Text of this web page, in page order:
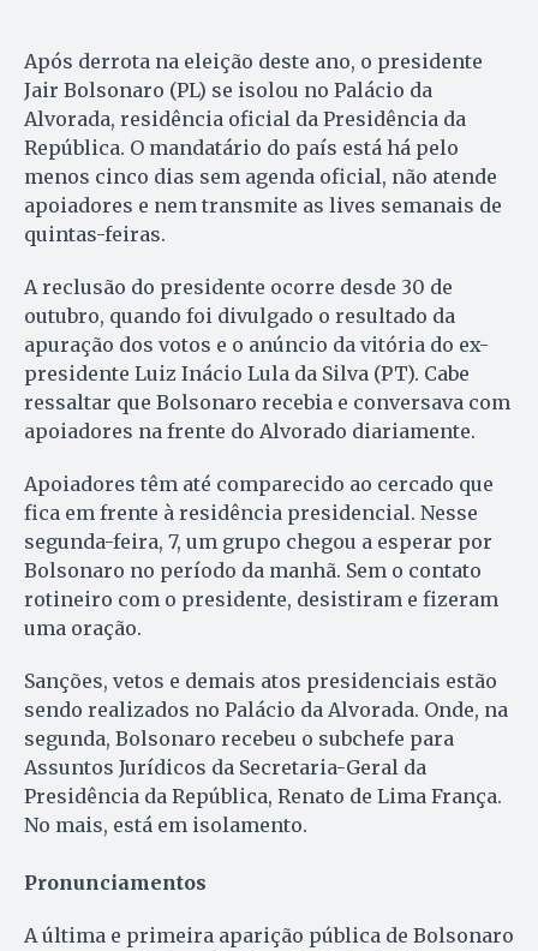
Após derrota na eleição deste ano, o presidente
Jair Bolsonaro (PL) se isolou no Palácio da
Alvorada, residência oficial da Presidência da
República. O mandatário do país está há pelo
menos cinco dias sem agenda oficial, não atende
apoiadores e nem transmite as lives semanais de
quintas-feiras.
A reclusão do presidente ocorre desde 30 de
outubro, quando foi divulgado o resultado da
apuração dos votos e o anúncio da vitória do ex-
presidente Luiz Inácio Lula da Silva (PT). Cabe
ressaltar que Bolsonaro recebia e conversava com
apoiadores na frente do Alvorado diariamente.
Apoiadores têm até comparecido ao cercado que
fica em frente à residência presidencial. Nesse
segunda-feira, 7, um grupo chegou a esperar por
Bolsonaro no período da manhã. Sem o contato
rotineiro com o presidente, desistiram e fizeram
uma oração.
Sanções, vetos e demais atos presidenciais estão
sendo realizados no Palácio da Alvorada. Onde, na
segunda, Bolsonaro recebeu o subchefe para
Assuntos Jurídicos da Secretaria-Geral da
Presidência da República, Renato de Lima França.
No mais, está em isolamento.
Pronunciamentos
A última e primeira aparição pública de Bolsonaro